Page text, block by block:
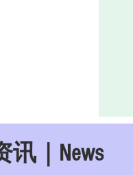
讯｜ News